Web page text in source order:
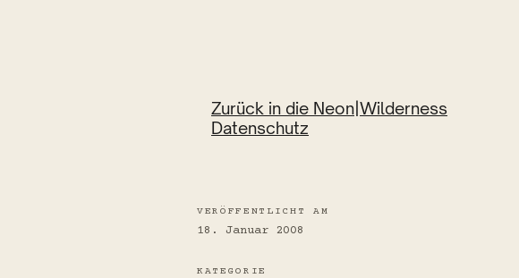
Zurück in die Neon|Wilderness
Datenschutz
VERÖFFENTLICHT AM
18. Januar 2008
KATEGORIE